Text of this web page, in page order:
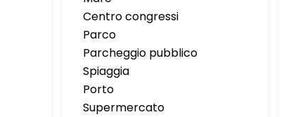
Centro congressi
Parco
Parcheggio pubblico
Spiaggia
Porto
Supermercato